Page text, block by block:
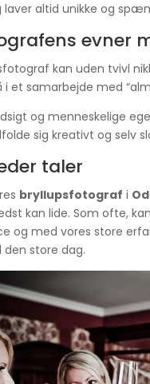
laver altid unikke og
evner
kan uden tvivl
et samarbejde med
og menneskelige
sig kreativt og selv
taler
bryllupsfotograf i
kan lide. Som ofte,
og med vores store
store dag.